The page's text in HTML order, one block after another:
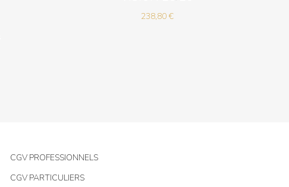
238,80€
CGV PROFESSIONNELS
CGV PARTICULIERS